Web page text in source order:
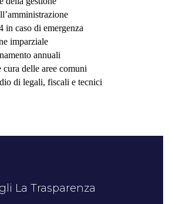
in caso di emergenza
imparziale
annuali
delle aree comuni
di legali, fiscali e tecnici
La Trasparenza